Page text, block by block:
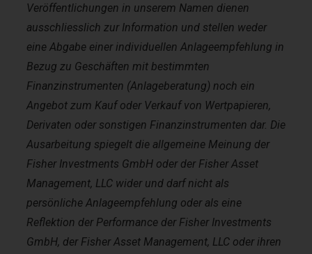
Veröffentlichungen in unserem Namen dienen
ausschliesslich zur Information und stellen weder
eine Abgabe einer individuellen Anlageempfehlung in
Bezug zu Geschäften mit bestimmten
Finanzinstrumenten (Anlageberatung) noch ein
Angebot zum Kauf oder Verkauf von Wertpapieren,
Derivaten oder sonstigen Finanzinstrumenten dar. Die
Ausarbeitung spiegelt die allgemeine Meinung der
Fisher Investments GmbH oder der Fisher Asset
Management, LLC wider und darf nicht als
persönliche Anlageempfehlung oder als eine
Reflektion der Performance der Fisher Investments
GmbH, der Fisher Asset Management, LLC oder ihren